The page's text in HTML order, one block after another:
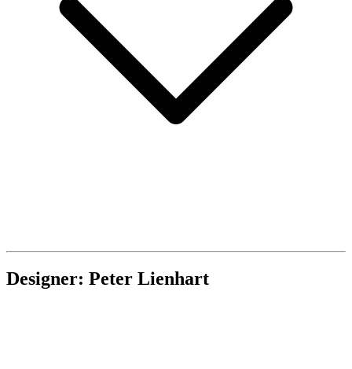
Designer: Peter Lienhart